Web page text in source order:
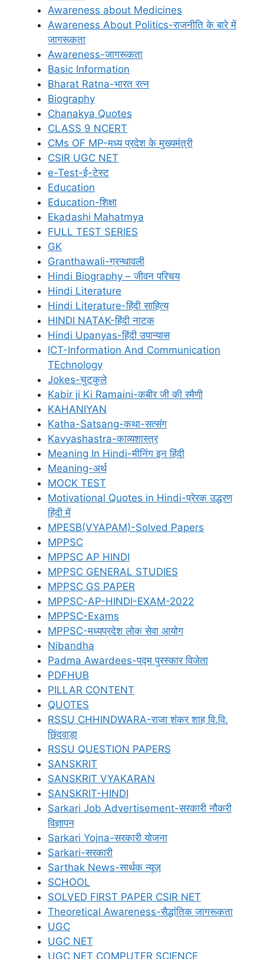
Awareness about Medicines
Awareness About Politics-राजनीति के बारे में
जागरूकता
Awareness-जागरूकता
Basic Information
Bharat Ratna-भारत रत्न
Biography
Chanakya Quotes
CLASS 9 NCERT
CMs OF MP-मध्य प्रदेश के मुख्यमंत्री
CSIR UGC NET
e-Test-ई-टेस्ट
Education
Education-शिक्षा
Ekadashi Mahatmya
FULL TEST SERIES
GK
Granthawali-ग्रन्थावली
Hindi Biography – जीवन परिचय
Hindi Literature
Hindi Literature-हिंदी साहित्य
HINDI NATAK-हिंदी नाटक
Hindi Upanyas-हिंदी उपान्यास
ICT-Information And Communication
TEchnology
Jokes-चुटकुले
Kabir ji Ki Ramaini-कबीर जी की रमैणी
KAHANIYAN
Katha-Satsang-कथा-सत्संग
Kavyashastra-काव्यशास्त्र
Meaning In Hindi-मीनिंग इन हिंदी
Meaning-अर्थ
MOCK TEST
Motivational Quotes in Hindi-प्रेरक उद्धरण
हिंदी में
MPESB(VYAPAM)-Solved Papers
MPPSC
MPPSC AP HINDI
MPPSC GENERAL STUDIES
MPPSC GS PAPER
MPPSC-AP-HINDI-EXAM-2022
MPPSC-Exams
MPPSC-मध्यप्रदेश लोक सेवा आयोग
Nibandha
Padma Awardees-पद्म पुरस्कार विजेता
PDFHUB
PILLAR CONTENT
QUOTES
RSSU CHHINDWARA-राजा शंकर शाह वि.वि.
छिंदवाड़ा
RSSU QUESTION PAPERS
SANSKRIT
SANSKRIT VYAKARAN
SANSKRIT-HINDI
Sarkari Job Advertisement-सरकारी नौकरी
विज्ञापन
Sarkari Yojna-सरकारी योजना
Sarkari-सरकारी
Sarthak News-सार्थक न्यूज़
SCHOOL
SOLVED FIRST PAPER CSIR NET
Theoretical Awareness-सैद्धांतिक जागरूकता
UGC
UGC NET
UGC NET COMPUTER SCIENCE